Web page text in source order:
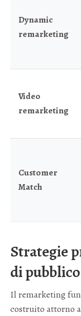
Dynamic
remarketing
Video
remarketing
Customer
Match
Strategie
di pubblico
Il remarketing
costruito attorno